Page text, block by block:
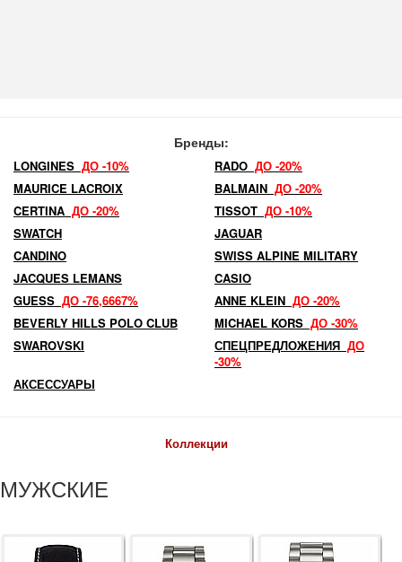
Бренды:
LONGINES ДО -10% RADO ДО -20%
MAURICE LACROIX
BALMAIN ДО -20%
CERTINA ДО -20% TISSOT ДО -10%
SWATCH
JAGUAR
CANDINO
SWISS ALPINE MILITARY
JACQUES LEMANS
CASIO
GUESS ДО -76,6667% ANNE KLEIN ДО -20%
BEVERLY HILLS POLO CLUB
MICHAEL KORS ДО -30%
SWAROVSKI
СПЕЦПРЕДЛОЖЕНИЯ ДО
-30%
АКСЕССУАРЫ
Коллекции
МУЖСКИЕ